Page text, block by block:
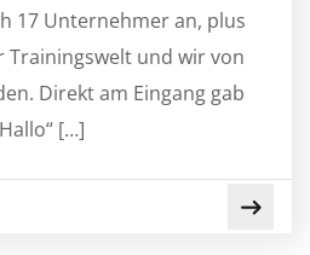
17 Unternehmer an, plus
Trainingswelt und wir von
Direkt am Eingang gab
[…]